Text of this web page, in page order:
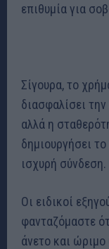
επιθυμία για
Σίγουρα, το
διασφαλίσει
αλλά η
δημιουργήσει
ισχυρή σύνδεση.
Οι ειδικοί
φανταζόμαστε
άνετο και ώριμο